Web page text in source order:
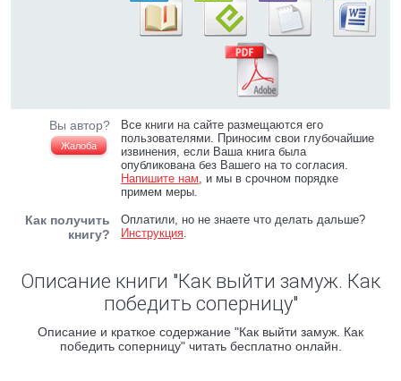
Вы автор?
Жалоба
Все книги на сайте размещаются его
пользователями. Приносим свои глубочайшие
извинения, если Ваша книга была
опубликована без Вашего на то согласия.
Напишите нам, и мы в срочном порядке
примем меры.
Как получить
книгу?
Оплатили, но не знаете что делать дальше?
Инструкция.
Описание книги "Как выйти замуж. Как
победить соперницу"
Описание и краткое содержание "Как выйти замуж. Как
победить соперницу" читать бесплатно онлайн.